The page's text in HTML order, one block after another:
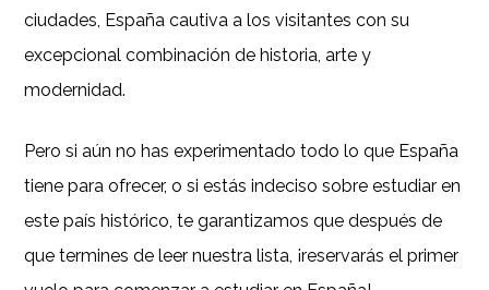
ciudades, España cautiva a los visitantes con su
excepcional combinación de historia, arte y
modernidad.
Pero si aún no has experimentado todo lo que España
tiene para ofrecer, o si estás indeciso sobre estudiar en
este país histórico, te garantizamos que después de
que termines de leer nuestra lista, ¡reservarás el primer